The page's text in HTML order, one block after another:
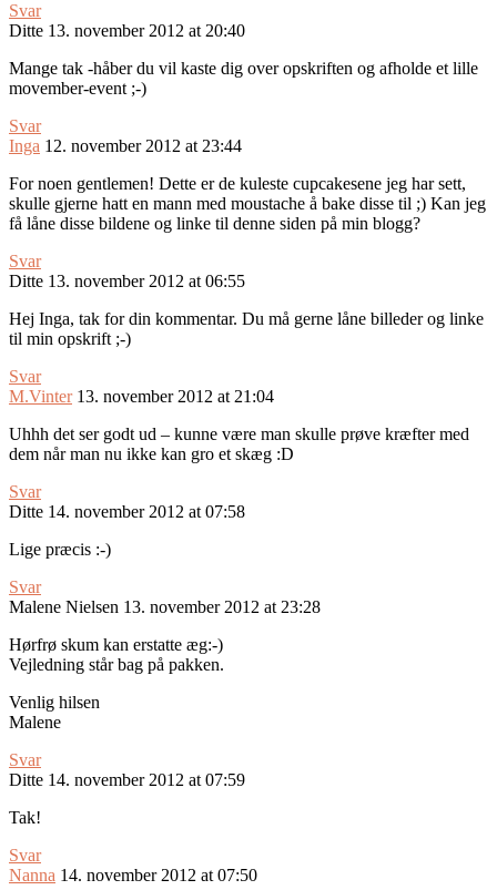
Svar
Ditte 13. november 2012 at 20:40
Mange tak -håber du vil kaste dig over opskriften og afholde et lille
movember-event ;-)
Svar
Inga 12. november 2012 at 23:44
For noen gentlemen! Dette er de kuleste cupcakesene jeg har sett,
skulle gjerne hatt en mann med moustache å bake disse til ;) Kan jeg
få låne disse bildene og linke til denne siden på min blogg?
Svar
Ditte 13. november 2012 at 06:55
Hej Inga, tak for din kommentar. Du må gerne låne billeder og linke
til min opskrift ;-)
Svar
M.Vinter 13. november 2012 at 21:04
Uhhh det ser godt ud – kunne være man skulle prøve kræfter med
dem når man nu ikke kan gro et skæg :D
Svar
Ditte 14. november 2012 at 07:58
Lige præcis :-)
Svar
Malene Nielsen 13. november 2012 at 23:28
Hørfrø skum kan erstatte æg:-)
Vejledning står bag på pakken.
Venlig hilsen
Malene
Svar
Ditte 14. november 2012 at 07:59
Tak!
Svar
Nanna 14. november 2012 at 07:50